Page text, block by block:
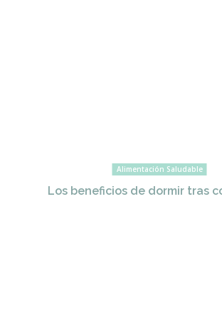
Alimentación Saludable
Los beneficios de dormir tras